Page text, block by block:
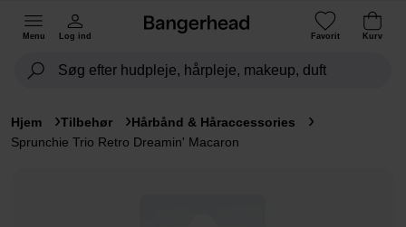
Menu Log ind Favorit Kurv
Hjem Tilbehør
Hårbånd & Håraccessories
Sprunchie Trio Retro Dreamin' Macaron